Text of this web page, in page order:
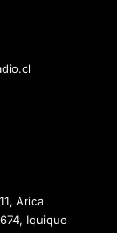
Arica
Iquique